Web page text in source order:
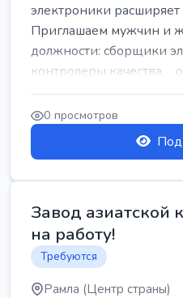
электроники расширяет
Приглашаем мужчин и
должности: сборщики
контролеры качества,
0 просмотров
Завод азиатской
на работу!
Требуются
Рамла (Центр страны)